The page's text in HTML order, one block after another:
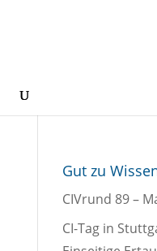
Gut zu
CIVrund 89 –
CI-Tag in